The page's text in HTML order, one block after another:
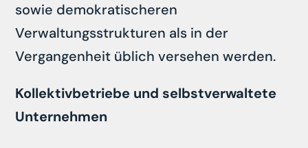
sowie demokratischeren
Verwaltungsstrukturen als in der
Vergangenheit üblich versehen werden.
Kollektivbetriebe und selbstverwaltete
Unternehmen